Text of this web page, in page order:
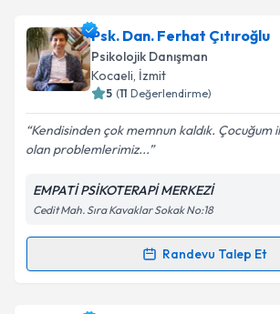
Psk. Dan. Ferhat Çıtıroğlu
Psikolojik Danışman
Kocaeli, İzmit
5 (11 Değerlendirme)
Kendisinden çok memnun kaldık. Çocuğum
olan problemlerimiz...
EMPATİ PSİKOTERAPİ MERKEZİ
Cedit Mah. Sıra Kavaklar Sokak No:18
Randevu Talep Et
Randevu Takvimi Talebi